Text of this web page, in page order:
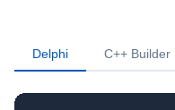
Delphi C++ Builder